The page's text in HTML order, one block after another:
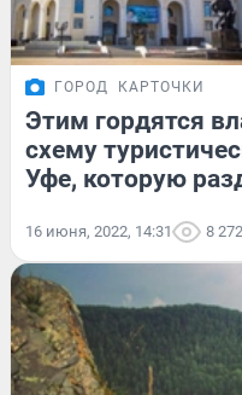
ГОРОД КАРТОЧКИ
Этим гордятся
схему
Уфе, которую
16 июня, 2022, 14:31 8 272